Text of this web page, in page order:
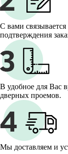
С вами
подтверждения
В удобное для Вас
дверных проемов.
Мы доставляем и